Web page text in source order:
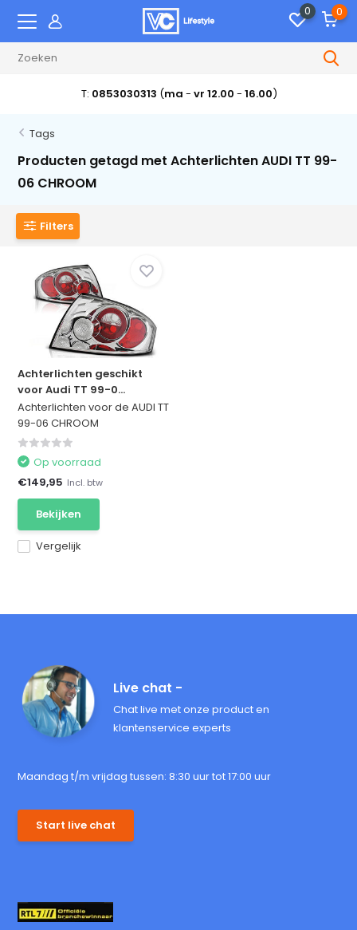
0 0
T: 0853030313 (ma - vr 12.00 - 16.00)
Tags
Producten getagd met Achterlichten AUDI TT 99-
06 CHROOM
Filters
Achterlichten geschikt
voor Audi TT 99-0...
Achterlichten voor de AUDI TT
99-06 CHROOM
Vergelijk
Op voorraad
€149,95 Incl. btw
Bekijken
Live chat -
Chat live met onze product en
klantenservice experts
Maandag t/m vrijdag tussen: 8:30 uur tot 17:00 uur
Start live chat